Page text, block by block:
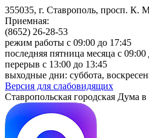
355035, г. Ставрополь, просп. К.
Приемная:
(8652) 26-28-53
режим работы с 09:00 до 17:45
последняя пятница месяца с 09:00
перерыв с 13:00 до 13:45
выходные дни: суббота,
Версия для слабовидящих
Ставропольская городская Дума